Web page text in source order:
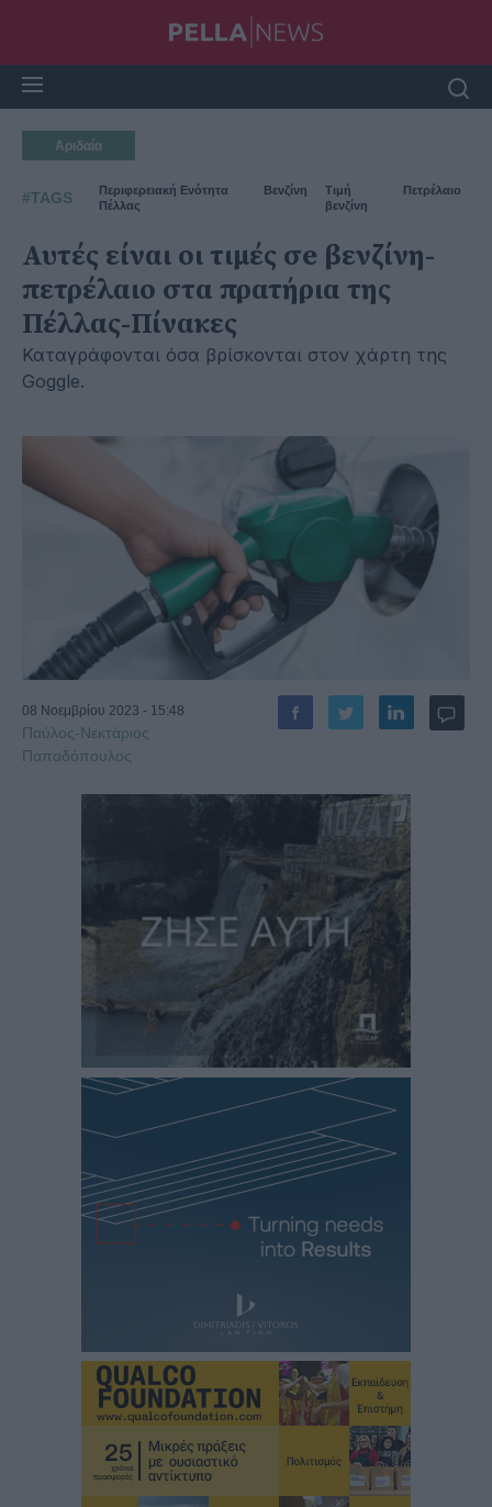
Αριδαία
#TAGS
Περιφερειακή Ενότητα
Πέλλας
Βενζίνη
Τιμή
βενζίνη
Πετρέλαιο
Αυτές είναι οι τιμές σe βενζίνη-
πετρέλαιο στα πρατήρια της
Πέλλας-Πίνακες
Καταγράφονται όσα βρίσκονται στον χάρτη της
Goggle.
08 Νοεμβρίου 2023 - 15:48
Παύλος-Νεκτάριος
Παπαδόπουλος